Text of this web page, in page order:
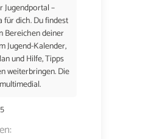
UM 16:30 21. MAI 2026 UM 16:30
Jugendportal –
dich. Du findest
Bereichen deiner
Jugend-Kalender,
und Hilfe, Tipps
weiterbringen. Die